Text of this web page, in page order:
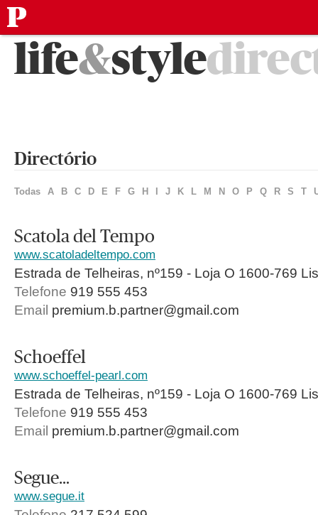
Saltarlife&style
Directório
Todas A B C D E F G H J K L M N O P Q R S T
Scatola del Tempo
www.scatoladeltempo.com
Estrada de Telheiras, nº159 - Loja O 1600-769
Telefone 919 555 453
Email premium.b.partner@gmail.com
Schoeffel
www.schoeffel-pearl.com
Estrada de Telheiras, nº159 - Loja O 1600-769
Telefone 919 555 453
Email premium.b.partner@gmail.com
Segue…
www.segue.it